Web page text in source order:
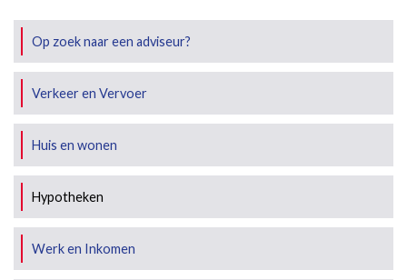
Op zoek naar een adviseur?
Verkeer en Vervoer
Huis en wonen
Hypotheken
Werk en Inkomen